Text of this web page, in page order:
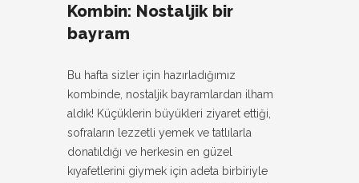
Kombin: Nostaljik bir
bayram
Bu hafta sizler için hazırladığımız
kombinde, nostaljik bayramlardan ilham
aldık! Küçüklerin büyükleri ziyaret ettiği,
sofraların lezzetli yemek ve tatlılarla
donatıldığı ve herkesin en güzel
kıyafetlerini giymek için adeta birbiriyle